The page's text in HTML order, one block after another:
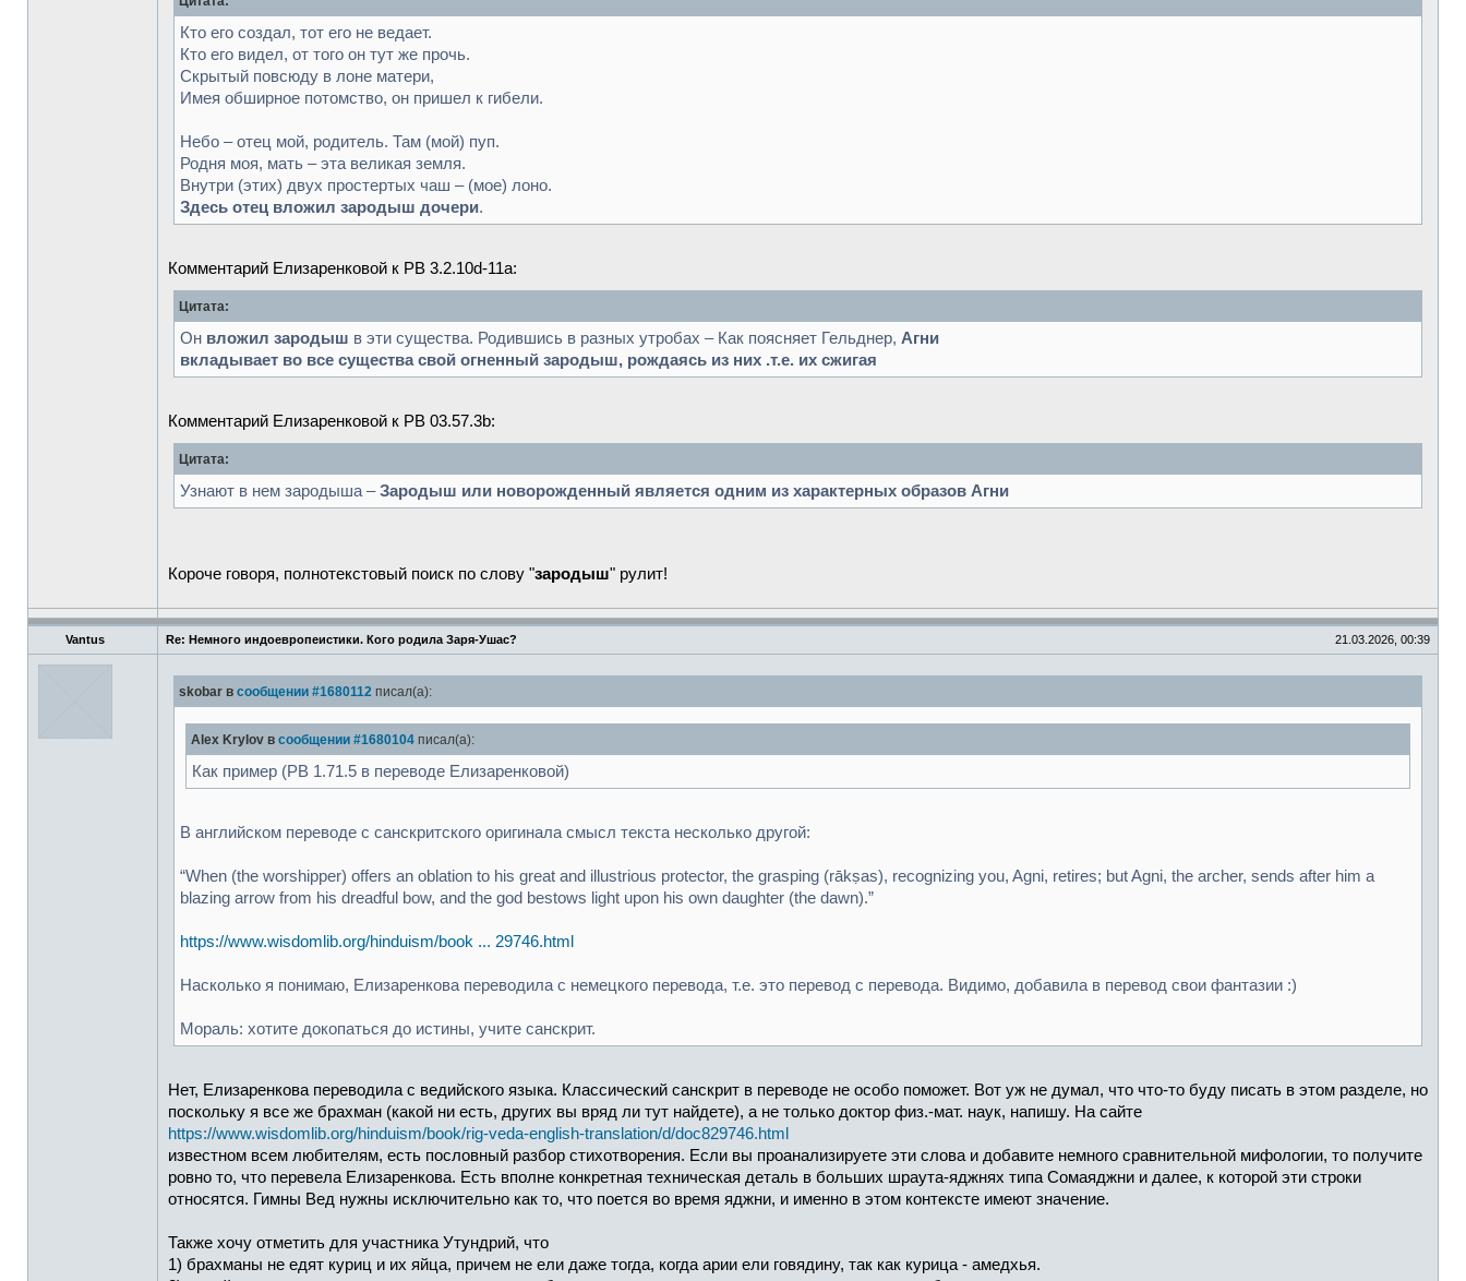
Кто его создал, тот его не ведает.
Кто его видел, от того он тут же прочь.
Скрытый повсюду в лоне матери,
Имея обширное потомство, он пришел к гибели.
Небо – отец мой, родитель. Там (мой) пуп.
Родня моя, мать – эта великая земля.
Внутри (этих) двух простертых чаш – (мое) лоно.
Здесь отец вложил зародыш дочери.
Комментарий Елизаренковой к РВ 3.2.10d-11a:
Цитата:
Он вложил зародыш в эти существа. Родившись в разных утробах – Как поясняет Гельднер, Агни
вкладывает во все существа свой огненный зародыш, рождаясь из них .т.е. их сжигая
Комментарий Елизаренковой к РВ 03.57.3b:
Цитата:
Узнают в нем зародыша –Зародыш или новорожденный является одним из характерных образов Агни
Короче говоря, полнотекстовый поиск по слову "зародыш" рулит!
Vantus Re: Немного индоевропеистики. Кого родила Заря-Ушас? 21.03.2026, 00:39
skobar в сообщении #1680112 писал(а):
Alex Krylov в сообщении #1680104 писал(а):
Как пример (РВ 1.71.5 в переводе Елизаренковой)
В английском переводе с санскритского оригинала смысл текста несколько другой:
“When (the worshipper) offers an oblation to his great and illustrious protector, the grasping (rākṣas), recognizing you, Agni, retires; but Agni, the archer, sends after him a
blazing arrow from his dreadful bow, and the god bestows light upon his own daughter (the dawn).”
https://www.wisdomlib.org/hinduism/book ... 29746.html
Насколько я понимаю, Елизаренкова переводила с немецкого перевода, т.е. это перевод с перевода. Видимо, добавила в перевод свои фантазии :)
Мораль: хотите докопаться до истины, учите санскрит.
Нет, Елизаренкова переводила с ведийского языка. Классический санскрит в переводе не особо поможет. Вот уж не думал, что что-то буду писать в этом разделе, но
поскольку я все же брахман (какой ни есть, других вы вряд ли тут найдете), а не только доктор физ.-мат. наук, напишу. На сайте
https://www.wisdomlib.org/hinduism/book/rig-veda-english-translation/d/doc829746.html
известном всем любителям, есть пословный разбор стихотворения. Если вы проанализируете эти слова и добавите немного сравнительной мифологии, то получите
ровно то, что перевела Елизаренкова. Есть вполне конкретная техническая деталь в больших шраута-яджнях типа Сомаяджни и далее, к которой эти строки
относятся. Гимны Вед нужны исключительно как то, что поется во время яджни, и именно в этом контексте имеют значение.
Также хочу отметить для участника Утундрий, что
1) брахманы не едят куриц и их яйца, причем не ели даже тогда, когда арии ели говядину, так как курица - амедхья.